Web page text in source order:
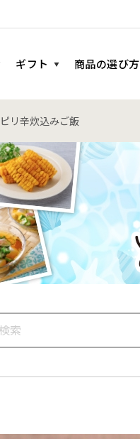
ギフト 商品の選び方
ピリ辛炊込みご飯